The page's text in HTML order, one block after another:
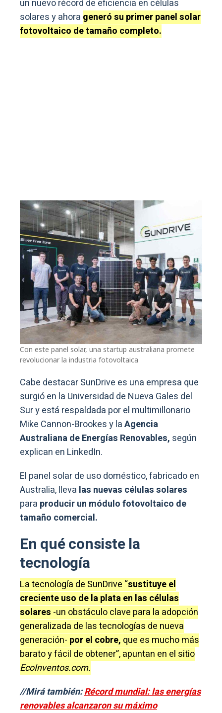
un nuevo récord de eficiencia en células
solares y ahora generó su primer panel solar
fotovoltaico de tamaño completo.
Con este panel solar, una startup australiana promete
revolucionar la industria fotovoltaica
Cabe destacar SunDrive es una empresa que
surgió en la Universidad de Nueva Gales del
Sur y está respaldada por el multimillonario
Mike Cannon-Brookes y laAgencia
Australiana de Energías Renovables, según
explican en LinkedIn.
El panel solar de uso doméstico, fabricado en
Australia, lleva las nuevas células solares
para producir un módulo fotovoltaico de
tamaño comercial.
En qué consiste la
tecnología
La tecnología de SunDrive “sustituye el
creciente uso de la plata en las células
solares -un obstáculo clave para la adopción
generalizada de las tecnologías de nueva
generación- por el cobre, que es mucho más
barato y fácil de obtener”, apuntan en el sitio
EcoInventos.com.
//Mirá también:Récord mundial: las energías
renovables alcanzaron su máximo